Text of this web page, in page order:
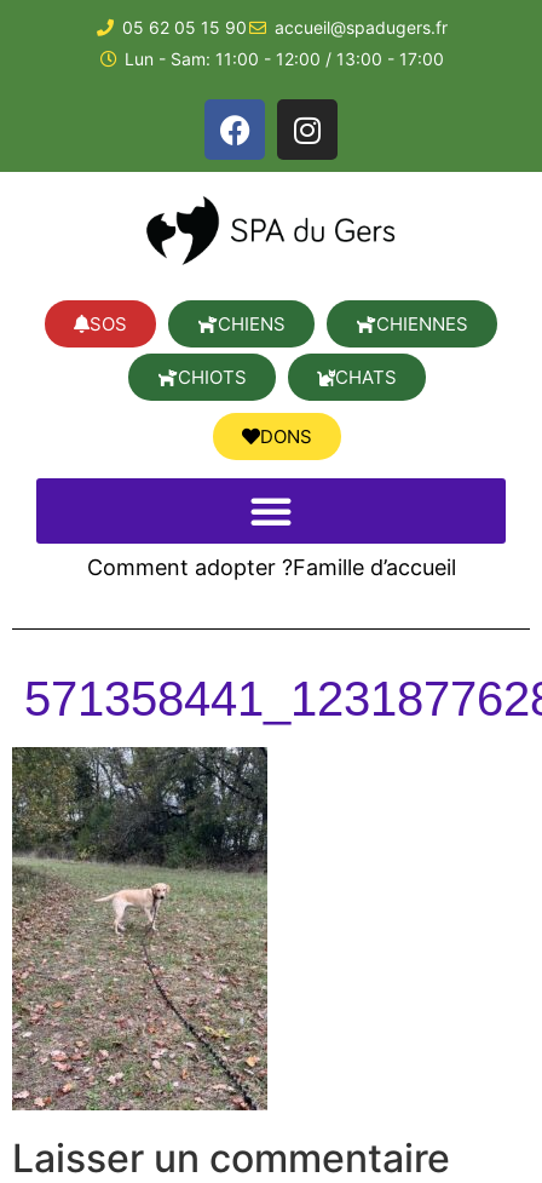
05 62 05 15 90
accueil@spadugers.fr
Lun - Sam: 11:00 - 12:00 / 13:00 - 17:00
SOS CHIENS CHIENNES
CHIOTS CHATS
DONS
Comment adopter ?Famille d’accueil
Laisser un commentaire